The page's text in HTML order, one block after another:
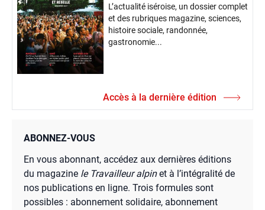
L’actualité iséroise, un dossier complet
et des rubriques magazine, sciences,
histoire sociale, randonnée,
gastronomie...
Accès à la dernière édition
ABONNEZ-VOUS
En vous abonnant, accédez aux dernières éditions
du magazine le Travailleur alpinet à l’intégralité de
nos publications en ligne. Trois formules sont
possibles : abonnement solidaire, abonnement